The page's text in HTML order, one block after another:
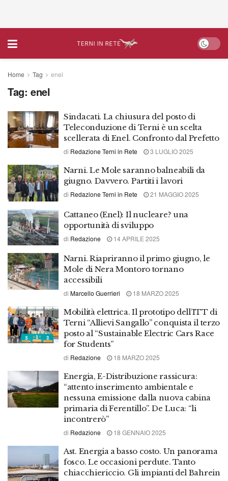
Home Tag enel
Tag: enel
Sindacati. La chiusura del posto di
Teleconduzione di Terni è un scelta
scellerata di Enel. Confronto dal Prefetto
di Redazione Terni in Rete 3 LUGLIO 2025
Narni. Le Mole saranno balneabili da
giugno. Davvero. Partiti i lavori
di Redazione Terni in Rete 21 MAGGIO 2025
Cattaneo (Enel): Il nucleare? una
opportunità di sviluppo
di Redazione 14 APRILE 2025
Narni. Riapriranno il primo giugno, le
Mole di Nera Montoro tornano
accessibili
di Marcello Guerrieri 18 MARZO 2025
Mobilità elettrica. Il prototipo dell’ITT di
Terni “Allievi Sangallo” conquista il terzo
posto al “Sustainable Electric Cars Race
for Students”
di Redazione 18 MARZO 2025
Energia, E-Distribuzione rassicura:
“attento inserimento ambientale e
nessuna emissione dalla nuova cabina
primaria di Ferentillo”. De Luca: “li
incontrerò”
di Redazione 18 GENNAIO 2025
Ast. Energia a basso costo. Un panorama
fosco. Le occasioni perdute. Tanto
chiacchiericcio. Gli impianti del Bahrein